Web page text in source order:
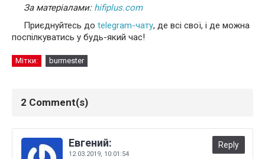
За матеріалами: hifiplus.com
Приєднуйтесь до telegram-чату, де всі свої, і де можна
поспілкуватись у будь-який час!
Мітки: burmester
2 Comment(s)
Евгений:
12.03.2019, 10:01:54
Reply